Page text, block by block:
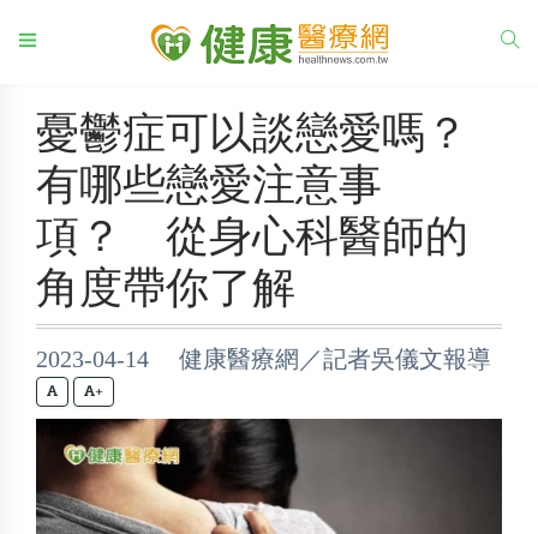
憂鬱症可以談戀愛嗎？
有哪些戀愛注意事
項？ 從身心科醫師的
角度帶你了解
2023-04-14 健康醫療網／記者吳儀文報導
+